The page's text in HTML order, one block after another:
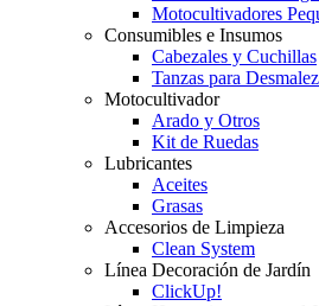
Motocultivadores
Consumibles e Insumos
Cabezales y Cuchillas
Tanzas para
Motocultivador
Arado y Otros
Kit de Ruedas
Lubricantes
Aceites
Grasas
Accesorios de Limpieza
Clean System
Línea Decoración de Jardín
ClickUp!